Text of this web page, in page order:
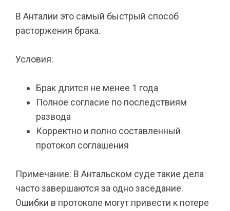
В Анталии это самый быстрый способ
расторжения брака.
Условия:
Брак длится не менее 1 года
Полное согласие по последствиям
развода
Корректно и полно составленный
протокол соглашения
Примечание: В Антальском суде такие дела
часто завершаются за одно заседание.
Ошибки в протоколе могут привести к потере